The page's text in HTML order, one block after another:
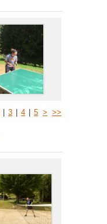
3 4 5 > >>